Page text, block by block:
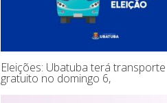
Eleições: Ubatuba terá transporte
gratuito no domingo 6,